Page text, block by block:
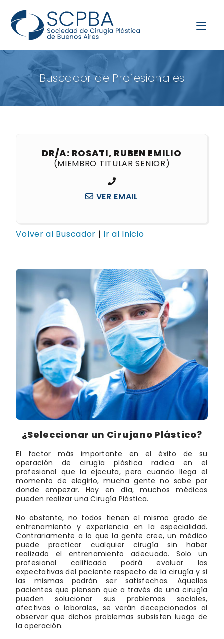
Buscador de Profesionales
DR/A: ROSATI, RUBEN EMILIO
(MIEMBRO TITULAR SENIOR)
VER EMAIL
Volver al Buscador | Ir al Inicio
¿Seleccionar un Cirujano Plástico?
El factor más importante en el éxito de su
operación de cirugía plástica radica en el
profesional que la ejecuta, pero cuando llega el
momento de elegirlo, mucha gente no sabe por
donde empezar. Hoy en día, muchos médicos
pueden realizar una Cirugía Plástica.
No obstante, no todos tienen el mismo grado de
entrenamiento y experiencia en la especialidad.
Contrariamente a lo que la gente cree, un médico
puede practicar cualquier cirugía sin haber
realizado el entrenamiento adecuado. Solo un
profesional calificado podrá evaluar las
expectativas del paciente respecto de la cirugía y si
las mismas podrán ser satisfechas. Aquellos
pacientes que piensan que a través de una cirugía
pueden solucionar sus problemas sociales,
afectivos o laborales, se verán decepcionados al
observar que dichos problemas subsisten luego de
la operación.